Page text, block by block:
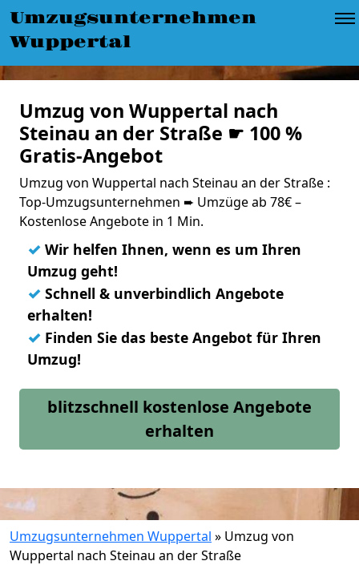
Umzugsunternehmen
Wuppertal
Umzug von Wuppertal nach
Steinau an der Straße ☛ 100 %
Gratis-Angebot
Umzug von Wuppertal nach Steinau an der Straße :
Top-Umzugsunternehmen ➨ Umzüge ab 78€ –
Kostenlose Angebote in 1 Min.
✓ Wir helfen Ihnen, wenn es um Ihren
Umzug geht!
✓ Schnell & unverbindlich Angebote
erhalten!
✓ Finden Sie das beste Angebot für Ihren
Umzug!
blitzschnell kostenlose Angebote
erhalten
Umzugsunternehmen Wuppertal » Umzug von
Wuppertal nach Steinau an der Straße